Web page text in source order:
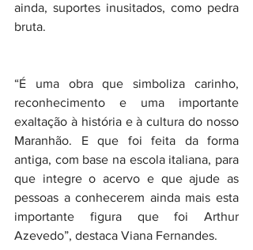
ainda, suportes inusitados, como pedra
bruta.
“É uma obra que simboliza carinho,
reconhecimento e uma importante
exaltação à história e à cultura do nosso
Maranhão. E que foi feita da forma
antiga, com base na escola italiana, para
que integre o acervo e que ajude as
pessoas a conhecerem ainda mais esta
importante figura que foi Arthur
Azevedo”, destaca Viana Fernandes.